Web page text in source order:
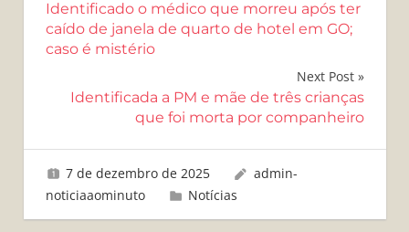
de
Post
Identificado o médico que morreu após ter
caído de janela de quarto de hotel em GO;
caso é mistério
Next Post
Identificada a PM e mãe de três crianças
que foi morta por companheiro
7 de dezembro de 2025
admin-
noticiaaominuto
Notícias